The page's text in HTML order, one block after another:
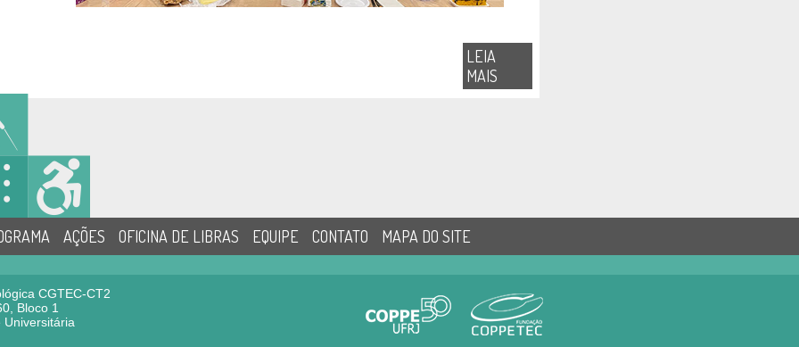
LEIA
MAIS
AÇÕES OFICINA DE LIBRAS EQUIPE CONTATO MAPA DO SITE
CGTEC-CT2
Bloco 1